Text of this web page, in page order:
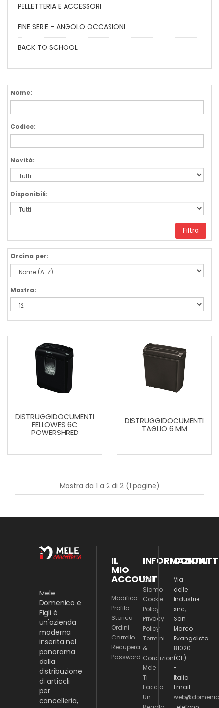
PELLETTERIA E ACCESSORI
FINE SERIE - ANGOLO OCCASIONI
BACK TO SCHOOL
Nome:
Codice:
Novità:
Disponibili:
Filtra
Ordina per:
Mostra:
DISTRUGGIDOCUMENTI
FELLOWES 6C
POWERSHRED
DISTRUGGIDOCUMENTI
TAGLIO 6 MM
Mostra da 1 a 2 di 2 (1 pagine)
Mele
Domenico e
Figli è
un'azienda
moderna
inserita nel
panorama
della
distribuzione
di articoli
per
cancelleria,
IL
MIO
ACCOUNT
Modifica
Profilo
Storico
Ordini
Carrello
Recupera
Password
INFORMAZIONI
Chi
Siamo
Cookie
Policy
Privacy
Policy
Termini
&
Condizioni
Mele
Ti
Faccio
Un
Via
delle
Industrie
snc,
San
Marco
Evangelista
81020
(CE)
-
Italia
Email: